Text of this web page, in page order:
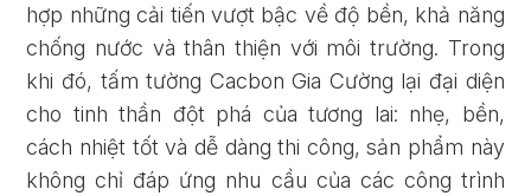
hợp những cải tiến vượt bậc về độ bền, khả năng
chống nước và thân thiện với môi trường. Trong
khi đó, tấm tường Cacbon Gia Cường lại đại diện
cho tinh thần đột phá của tương lai: nhẹ, bền,
cách nhiệt tốt và dễ dàng thi công, sản phẩm này
không chỉ đáp ứng nhu cầu của các công trình
Quên mật khẩu?
ĐĂNG KÝ ĐĂNG NHẬP